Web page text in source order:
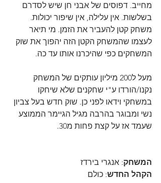
מחייב. דפוסים של אבני חן שיש לסדרם
בשלשות. אין עלילה, אין שיפור יכולות.
משחק קטן להעביר את הזמן. מי תיאר
לעצמו שהמשחק הקטן הזה יהפוך את שוק
המשחקים כפי שהיכרנו אותו עד כה.
מעל ל200 מיליון עותקים של המשחק
נקנו/הורדו ע"י שחקנים שלא שיחקו
במשחקי וידאו לפני כן. שוק חדש בעל צביון
נשי ומבוגר בהרבה מגיל הגיימר הממוצע
שעמד אז על קצת פחות מ30.
המשחק: אנגרי בירדז
הקהל החדש: כולם